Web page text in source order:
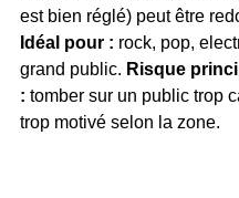
est bien réglé) peut être
Idéal pour : rock, pop,
grand public. Risque
: tomber sur un public trop
trop motivé selon la zone.